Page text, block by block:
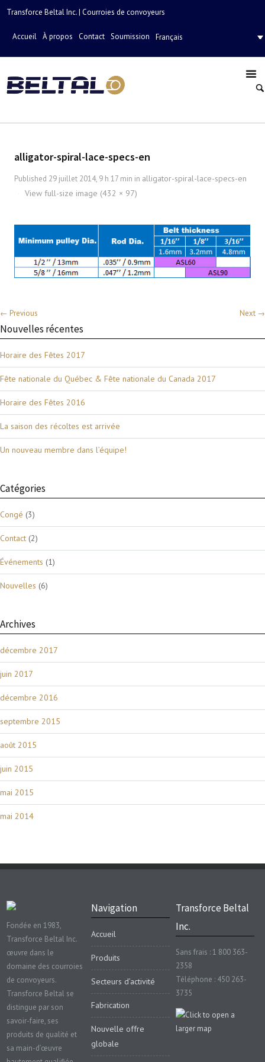
Transforce Beltal Inc. | Courroies de convoyeurs
Accueil À propos Contact Soumission Français
alligator-spiral-lace-specs-en
Published 29 juillet 2014, 9 h 17 min in alligator-spiral-lace-specs-en
View full-size image (432 × 97)
← Previous Next →
Nouvelles récentes
Horaire des Fêtes 2017
Fête nationale du Québec & Fête nationale du Canada 2017
Horaire des Fêtes 2016
La saison des récoltes est arrivée
Un nouveau membre dans l’équipe!
Catégories
Congé (3)
Contact (2)
Événements (1)
Nouvelles (6)
Archives
décembre 2017
juin 2017
décembre 2016
septembre 2015
août 2015
juin 2015
mai 2015
mai 2014
Fondée en 1983,
Transforce Beltal Inc.
œuvre dans le
domaine des courroies
de convoyeurs.
Transforce Beltal se
distingue par son
savoir-faire, ses
produits de qualité et
sa main-d’œuvre
Navigation
Accueil
Produits
Secteurs d’activité
Fabrication
Nouvelle offre
globale
Transforce Beltal
Inc.
Sans frais : 1 800 363-
2358
Téléphone : 450 263-
3735